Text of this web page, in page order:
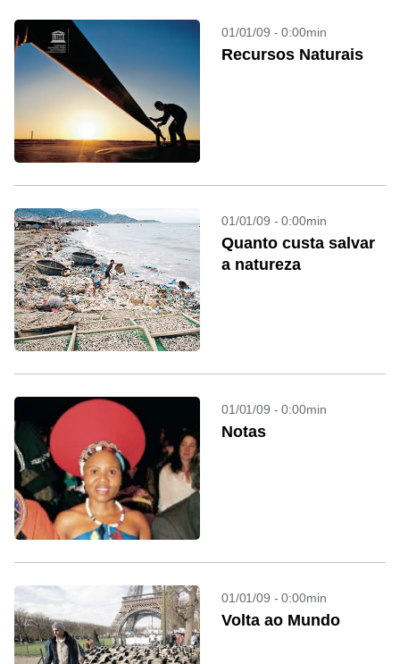
01/01/09 - 0:00min
Recursos Naturais
01/01/09 - 0:00min
Quanto custa salvar
a natureza
01/01/09 - 0:00min
Notas
01/01/09 - 0:00min
Volta ao Mundo